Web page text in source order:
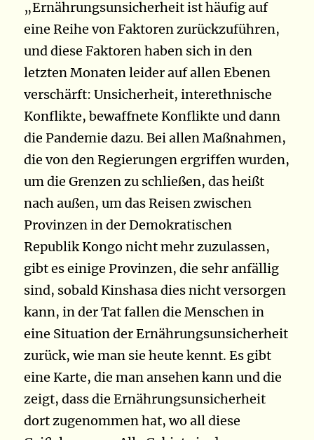
„Ernährungsunsicherheit ist häufig auf
eine Reihe von Faktoren zurückzuführen,
und diese Faktoren haben sich in den
letzten Monaten leider auf allen Ebenen
verschärft: Unsicherheit, interethnische
Konflikte, bewaffnete Konflikte und dann
die Pandemie dazu. Bei allen Maßnahmen,
die von den Regierungen ergriffen wurden,
um die Grenzen zu schließen, das heißt
nach außen, um das Reisen zwischen
Provinzen in der Demokratischen
Republik Kongo nicht mehr zuzulassen,
gibt es einige Provinzen, die sehr anfällig
sind, sobald Kinshasa dies nicht versorgen
kann, in der Tat fallen die Menschen in
eine Situation der Ernährungsunsicherheit
zurück, wie man sie heute kennt. Es gibt
eine Karte, die man ansehen kann und die
zeigt, dass die Ernährungsunsicherheit
dort zugenommen hat, wo all diese